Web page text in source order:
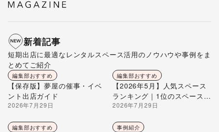
新着記事
短期出店に最適なレンタルスペース活用のノウハウや事例をま
とめてご紹介
編集部おすすめ
【保存版】夢屋の催事・イベ
ント出店ガイド
2026年7月29日
編集部おすすめ
【2026年5月】人気スペース
ランキング｜1位のスペースを
編集部が解説
2026年7月29日
編集部おすすめ 事例紹介